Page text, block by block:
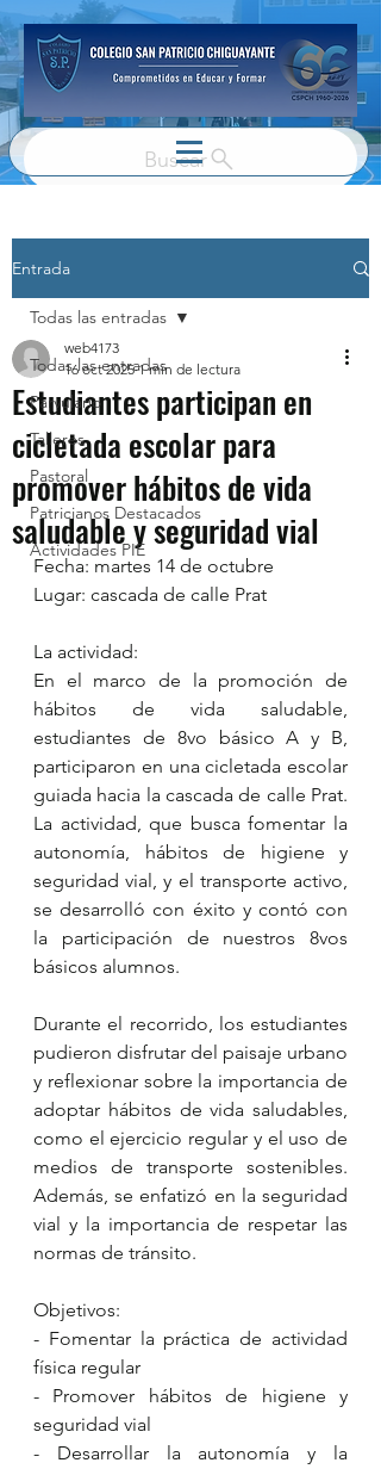
Buscar
Entrada
Todas las entradas
Parvulario
Talleres
Pastoral
Patricianos Destacados
Actividades PIE
Todas las entradas
Estudiantes participan en
cicletada escolar para
promover hábitos de vida
saludable y seguridad vial
web4173
16 oct 2025 1 min de lectura
Fecha: martes 14 de octubre
Lugar: cascada de calle Prat
La actividad:
En el marco de la promoción de
hábitos de vida saludable,
estudiantes de 8vo básico A y B,
participaron en una cicletada escolar
guiada hacia la cascada de calle Prat.
La actividad, que busca fomentar la
autonomía, hábitos de higiene y
seguridad vial, y el transporte activo,
se desarrolló con éxito y contó con
la participación de nuestros 8vos
básicos alumnos.
Durante el recorrido, los estudiantes
pudieron disfrutar del paisaje urbano
y reflexionar sobre la importancia de
adoptar hábitos de vida saludables,
como el ejercicio regular y el uso de
medios de transporte sostenibles.
Además, se enfatizó en la seguridad
vial y la importancia de respetar las
normas de tránsito.
Objetivos:
- Fomentar la práctica de actividad
física regular
- Promover hábitos de higiene y
seguridad vial
- Desarrollar la autonomía y la